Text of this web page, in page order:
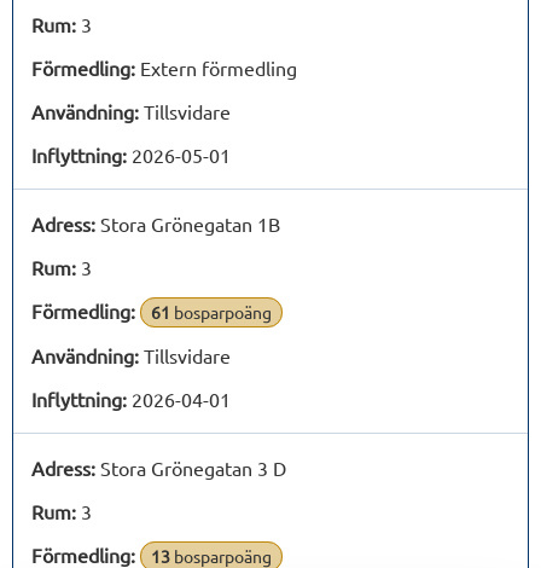
Rum: 3
Förmedling: Extern förmedling
Användning: Tillsvidare
Inflyttning: 2026-05-01
Adress: Stora Grönegatan 1B
Rum: 3
Förmedling:
61 bosparpoäng
Användning: Tillsvidare
Inflyttning: 2026-04-01
Adress: Stora Grönegatan 3 D
Rum: 3
Förmedling:
13 bosparpoäng